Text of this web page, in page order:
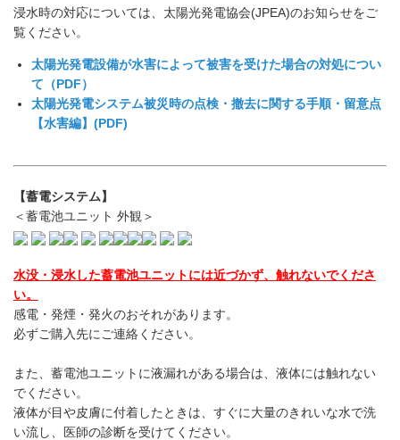
浸水時の対応については、太陽光発電協会(JPEA)のお知らせをご
覧ください。
太陽光発電設備が水害によって被害を受けた場合の対処につい
て（PDF）
太陽光発電システム被災時の点検・撤去に関する手順・留意点
【水害編】(PDF)
【蓄電システム】
＜蓄電池ユニット 外観＞
水没・浸水した蓄電池ユニットには近づかず、触れないでくださ
い。
感電・発煙・発火のおそれがあります。
必ずご購入先にご連絡ください。
また、蓄電池ユニットに液漏れがある場合は、液体には触れない
でください。
液体が目や皮膚に付着したときは、すぐに大量のきれいな水で洗
い流し、医師の診断を受けてください。